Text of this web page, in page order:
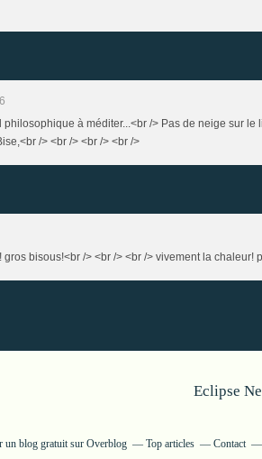
philosophique à méditer...<br /> Pas de neige sur
/> <br /> <br /> <br />
gros bisous!<br /> <br /> <br /> vivement la chaleur!
Eclipse
un blog gratuit sur Overblog Top articles Contact